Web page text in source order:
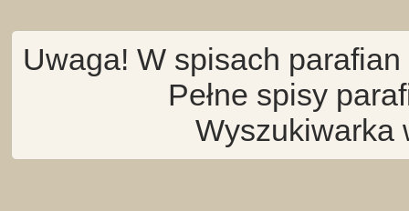
Uwaga! W spisach
Pełne spisy
Wyszukiwarka